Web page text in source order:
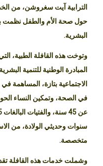
الترابية آيت سغروشن، من
حول صحة الأم والطفل نظمت
البشرية.
وتوخت هذه القافلة الطبية،
المبادرة الوطنية للتنمية
الاجتماعية بتازة، المساهمة
في الصحة، وتمكين النساء
سنوات وحديثي الولادة، من
متخصصة.
وشملت خدمات هذه القافلة